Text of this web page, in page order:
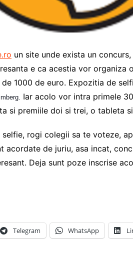
un site unde exista un
e ca acestia vor organiza
1000 de euro. Expozitia de
Iar acolo vor intra primele
si premiile doi si trei, o tableta
rogi colegii sa te voteze,
acordate de juriu, asa incat,
Deja sunt poze inscrise
Telegram WhatsApp